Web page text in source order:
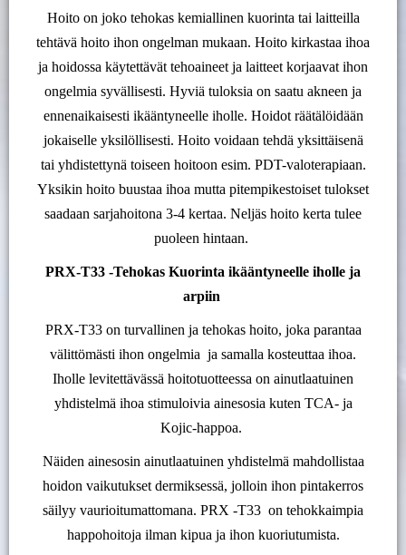
Hoito on joko tehokas kemiallinen kuorinta tai laitteilla
tehtävä hoito ihon ongelman mukaan. Hoito kirkastaa ihoa
ja hoidossa käytettävät tehoaineet ja laitteet korjaavat ihon
ongelmia syvällisesti. Hyviä tuloksia on saatu akneen ja
ennenaikaisesti ikääntyneelle iholle. Hoidot räätälöidään
jokaiselle yksilöllisesti. Hoito voidaan tehdä yksittäisenä
tai yhdistettynä toiseen hoitoon esim. PDT-valoterapiaan.
Yksikin hoito buustaa ihoa mutta pitempikestoiset tulokset
saadaan sarjahoitona 3-4 kertaa. Neljäs hoito kerta tulee
puoleen hintaan.
PRX-T33 -Tehokas Kuorinta ikääntyneelle iholle ja
arpiin
PRX-T33 on turvallinen ja tehokas hoito, joka parantaa
välittömästi ihon ongelmia ja samalla kosteuttaa ihoa.
Iholle levitettävässä hoitotuotteessa on ainutlaatuinen
yhdistelmä ihoa stimuloivia ainesosia kuten TCA- ja
Kojic-happoa.
Näiden ainesosin ainutlaatuinen yhdistelmä mahdollistaa
hoidon vaikutukset dermiksessä, jolloin ihon pintakerros
säilyy vaurioitumattomana. PRX -T33 on tehokkaimpia
happohoitoja ilman kipua ja ihon kuoriutumista.